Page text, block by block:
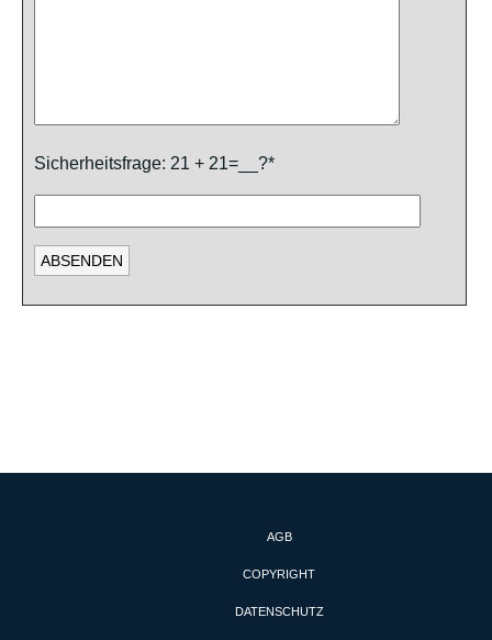
Sicherheitsfrage: 21 + 21=__?*
AGB
COPYRIGHT
DATENSCHUTZ